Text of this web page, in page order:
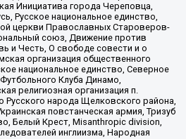
Инициатива города Череповца,
Русское национальное единство,
церкви Православных Староверов-
союз, Движение против
и Честь, О свободе совести и о
организация общественного
национальное единство, Северное
Клуба Динамо,
религиозная организация п.
Русского народа Щелковского района,
повстанческая армия, Тризуб
Белый Крест, Misanthropic division,
инглиизма, Народная